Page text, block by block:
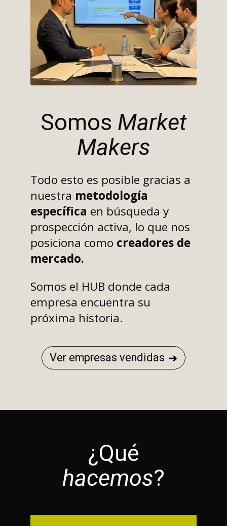
Anterior Siguiente
Somos Market
Makers
Todo esto es posible gracias a
nuestra metodología
específica en búsqueda y
prospección activa, lo que nos
posiciona como creadores de
mercado.
Somos el HUB donde cada
empresa encuentra su
próxima historia.
Ver empresas vendidas
¿Qué
hacemos?